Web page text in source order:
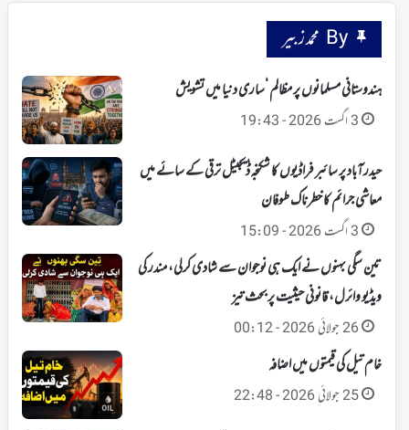
By محمد زبیر
ہندوستانی مسلمانوں پر مظالم ‘ساری دنیا میں تشویش
3 اگست 2026 - 19:43
حیدرآباد پر سائبر فراڈیوں کا شکنجہ‘ ڈیجیٹل ترقی کے سائے میں
معاشی جرائم کا خطرناک طوفان
3 اگست 2026 - 15:09
تین سگی بہنوں نے ایک ہی نوجوان سے شادی کرلی، مندر کی
ویڈیو وائرل، قانونی حیثیت پر بحث تیز
26 جولائی 2026 - 00:12
خام تیل کی قیمتوں میں اضافہ
25 جولائی 2026 - 22:48